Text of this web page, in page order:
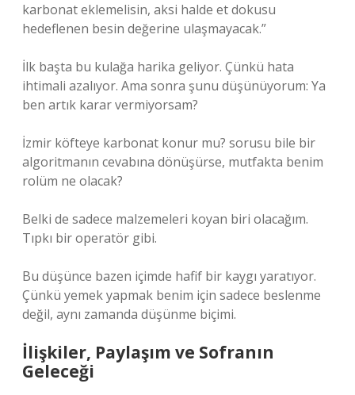
karbonat eklemelisin, aksi halde et dokusu
hedeflenen besin değerine ulaşmayacak.”
İlk başta bu kulağa harika geliyor. Çünkü hata
ihtimali azalıyor. Ama sonra şunu düşünüyorum: Ya
ben artık karar vermiyorsam?
İzmir köfteye karbonat konur mu? sorusu bile bir
algoritmanın cevabına dönüşürse, mutfakta benim
rolüm ne olacak?
Belki de sadece malzemeleri koyan biri olacağım.
Tıpkı bir operatör gibi.
Bu düşünce bazen içimde hafif bir kaygı yaratıyor.
Çünkü yemek yapmak benim için sadece beslenme
değil, aynı zamanda düşünme biçimi.
İlişkiler, Paylaşım ve Sofranın
Geleceği